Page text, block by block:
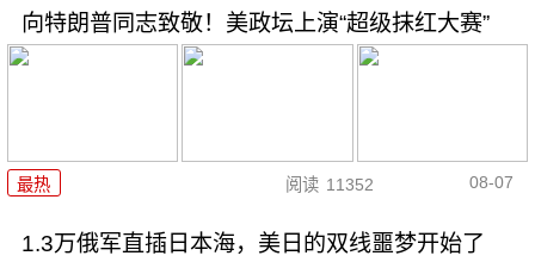
向特朗普同志致敬！美政坛上演“超级抹红大赛”
最热 阅读 11352 08-07
1.3万俄军直插日本海，美日的双线噩梦开始了